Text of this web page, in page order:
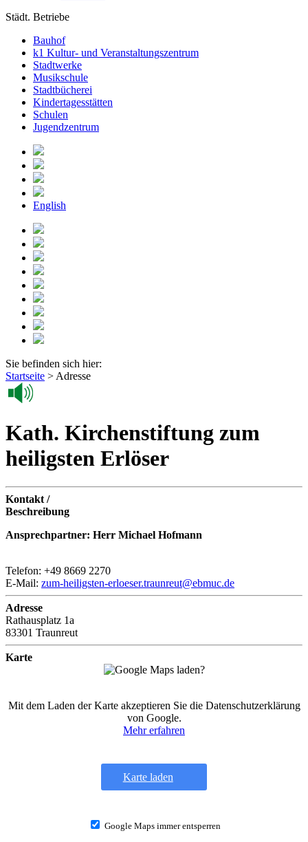
Städt. Betriebe
Bauhof
k1 Kultur- und Veranstaltungszentrum
Stadtwerke
Musikschule
Stadtbücherei
Kindertagesstätten
Schulen
Jugendzentrum
English
Sie befinden sich hier:
Startseite > Adresse
Kath. Kirchenstiftung zum
heiligsten Erlöser
Kontakt /
Beschreibung
Ansprechpartner: Herr Michael Hofmann
Telefon: +49 8669 2270
E-Mail: zum-heiligsten-erloeser.traunreut@ebmuc.de
Adresse
Rathausplatz 1a
83301 Traunreut
Karte
Mit dem Laden der Karte akzeptieren Sie die Datenschutzerklärung
von Google.
Mehr erfahren
Karte laden
Google Maps immer entsperren